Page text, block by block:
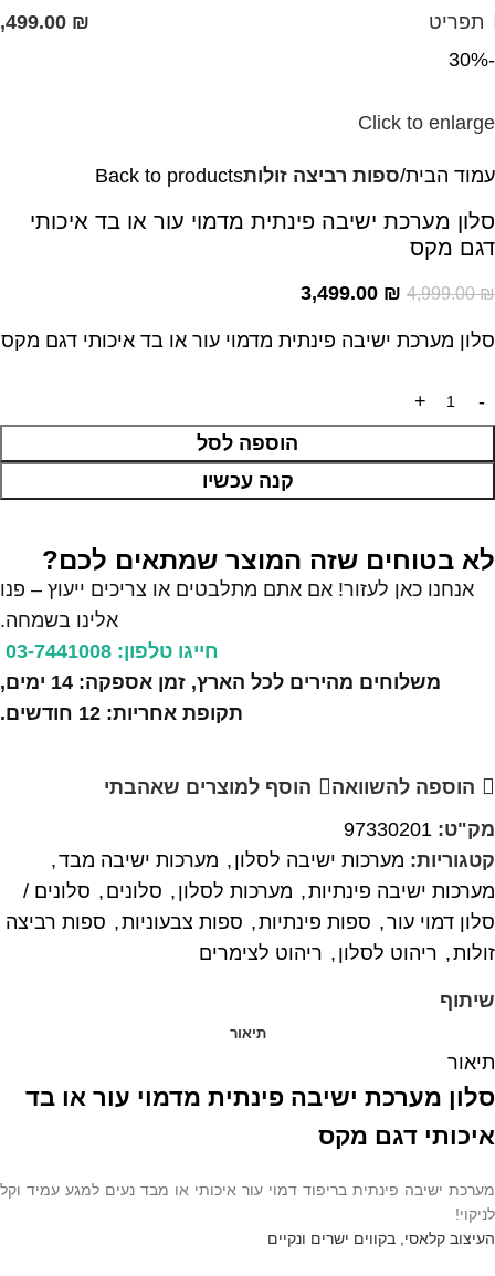
תפריט
₪
-30%
Click to enlarge
עמוד הבית ספות רביצה זולותBack to products
סלון מערכת ישיבה פינתית מדמוי עור או בד איכותי
דגם מקס
4,999.00₪
3,499.00 ₪
סלון מערכת ישיבה פינתית מדמוי עור או בד איכותי דגם מקס
הוספה לסל
קנה עכשיו
לא בטוחים שזה המוצר שמתאים לכם?
אנחנו כאן לעזור! אם אתם מתלבטים או צריכים ייעוץ – פנו
אלינו בשמחה.
חייגו טלפון: 03-7441008
משלוחים מהירים לכל הארץ, זמן אספקה: 14 ימים,
תקופת אחריות: 12 חודשים.
הוספה להשוואה
הוסף למוצרים שאהבתי
מק"ט: 97330201
קטגוריות: מערכות ישיבה לסלון , מערכות ישיבה מבד,
מערכות ישיבה פינתיות, מערכות לסלון , סלונים , סלונים /
סלון דמוי עור, ספות פינתיות, ספות צבעוניות, ספות רביצה
זולות, ריהוט לסלון , ריהוט לצימרים
שיתוף
תיאור
תיאור
סלון מערכת ישיבה פינתית מדמוי עור או בד
איכותי דגם מקס
מערכת ישיבה פינתית בריפוד דמוי עור איכותי או מבד נעים למגע עמיד וקל
לניקוי!
העיצוב קלאסי, בקווים ישרים ונקיים